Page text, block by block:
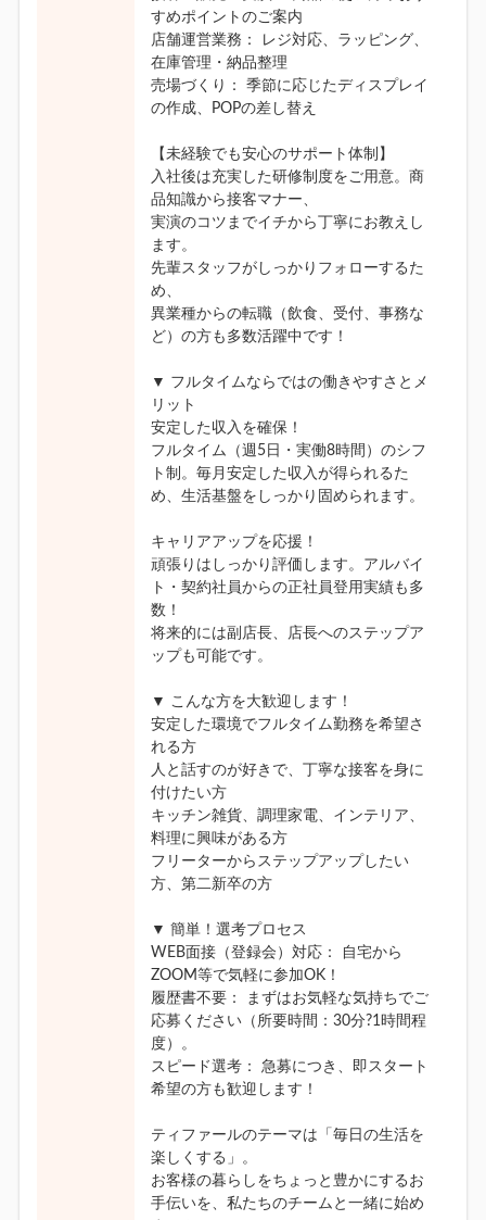
すめポイントのご案内
店舗運営業務： レジ対応、ラッピング、
在庫管理・納品整理
売場づくり： 季節に応じたディスプレイ
の作成、POPの差し替え
【未経験でも安心のサポート体制】
入社後は充実した研修制度をご用意。商
品知識から接客マナー、
実演のコツまでイチから丁寧にお教えし
ます。
先輩スタッフがしっかりフォローするた
め、
異業種からの転職（飲食、受付、事務な
ど）の方も多数活躍中です！
▼ フルタイムならではの働きやすさとメ
リット
安定した収入を確保！
フルタイム（週5日・実働8時間）のシフ
ト制。毎月安定した収入が得られるた
め、生活基盤をしっかり固められます。
キャリアアップを応援！
頑張りはしっかり評価します。アルバイ
ト・契約社員からの正社員登用実績も多
数！
将来的には副店長、店長へのステップア
ップも可能です。
▼ こんな方を大歓迎します！
安定した環境でフルタイム勤務を希望さ
れる方
人と話すのが好きで、丁寧な接客を身に
付けたい方
キッチン雑貨、調理家電、インテリア、
料理に興味がある方
フリーターからステップアップしたい
方、第二新卒の方
▼ 簡単！選考プロセス
WEB面接（登録会）対応： 自宅から
ZOOM等で気軽に参加OK！
履歴書不要： まずはお気軽な気持ちでご
応募ください（所要時間：30分?1時間程
度）。
スピード選考： 急募につき、即スタート
希望の方も歓迎します！
ティファールのテーマは「毎日の生活を
楽しくする」。
お客様の暮らしをちょっと豊かにするお
手伝いを、私たちのチームと一緒に始め